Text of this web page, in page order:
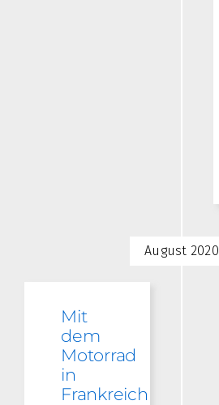
August 2020
Mit
dem
Motorrad
in
Frankreich